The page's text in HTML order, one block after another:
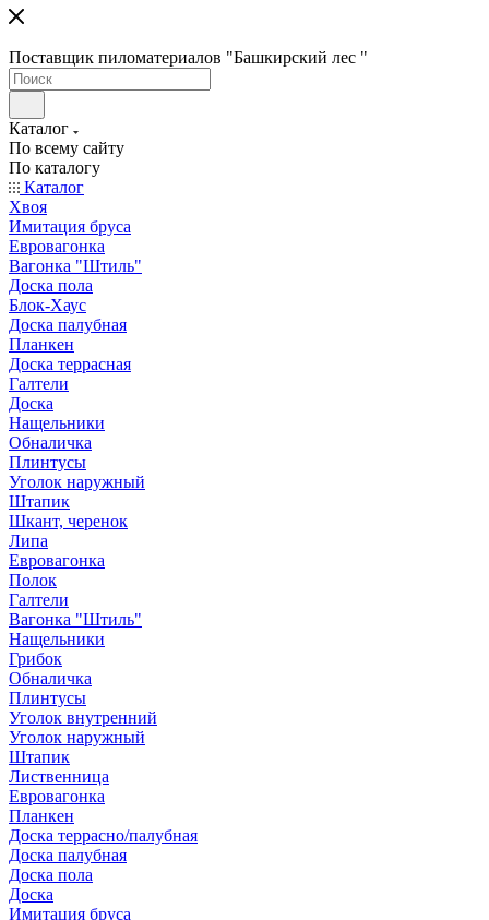
Поставщик пиломатериалов "Башкирский лес "
Каталог
По всему сайту
По каталогу
Каталог
Хвоя
Имитация бруса
Евровагонка
Вагонка "Штиль"
Доска пола
Блок-Хаус
Доска палубная
Планкен
Доска террасная
Галтели
Доска
Нащельники
Обналичка
Плинтусы
Уголок наружный
Штапик
Шкант, черенок
Липа
Евровагонка
Полок
Галтели
Вагонка "Штиль"
Нащельники
Грибок
Обналичка
Плинтусы
Уголок внутренний
Уголок наружный
Штапик
Лиственница
Евровагонка
Планкен
Доска террасно/палубная
Доска палубная
Доска пола
Доска
Имитация бруса